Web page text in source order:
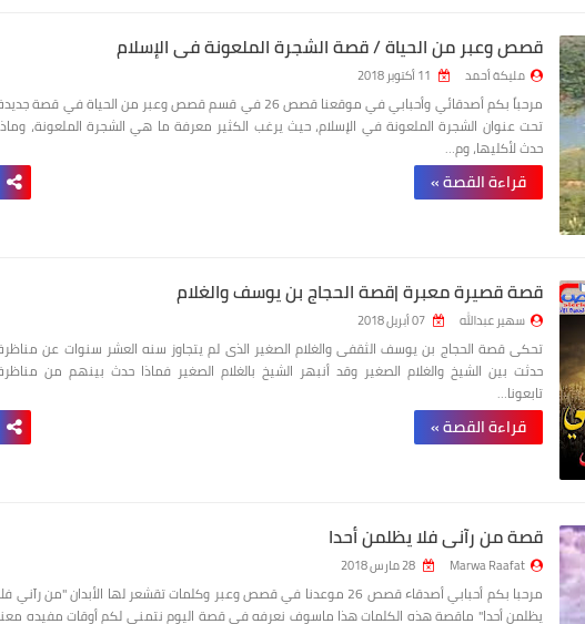
قصص وعبر من الحياة / قصة الشجرة الملعونة في الإسلام
مليكة أحمد
مرحباً بكم أصدقائي وأحبابي في موقعنا قصص 26 في قسم قصص وعبر من الحياة في قصة
تحت عنوان الشجرة الملعونة في الإسلام، حيث يرغب الكثير معرفة ما هي الشجرة الملعونة،
حدث لأكليها، وم…
قراءة القصة »
قصة قصيرة معبرة |قصة الحجاج بن يوسف والغلام
سهير عبدالله
تحكى قصة الحجاج بن يوسف الثقفى والغلام الصغير الذى لم يتجاوز سنه العشر سنوات عن
حدثت بين الشيخ والغلام الصغير وقد أنبهر الشيخ بالغلام الصغير فماذا حدث بينهم من
تابعونا…
قراءة القصة »
قصة من رآني فلا يظلمن أحدا
Marwa Raafat
مرحبا بكم أحبابي أصدقاء قصص 26 موعدنا في قصص وعبر وكلمات تقشعر لها الأبدان "من رآني
يظلمن أحدا" ماقصة هذه الكلمات هذا ماسوف نعرفه في قصة اليوم نتمني لكم أوقات مفيده